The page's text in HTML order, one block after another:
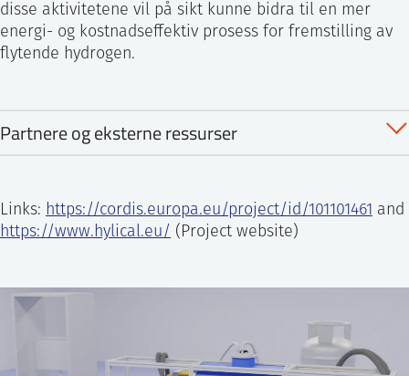
disse aktivitetene vil på sikt kunne bidra til en mer
energi- og kostnadseffektiv prosess for fremstilling av
flytende hydrogen.
Partnere og eksterne ressurser
9 forskjellige europeiske land.
Links: https://cordis.europa.eu/project/id/101101461 and
https://www.hylical.eu/ (Project website)